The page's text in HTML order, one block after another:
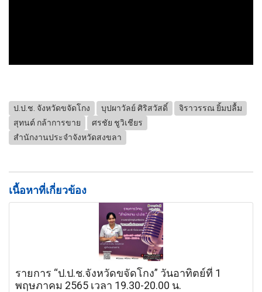
ป.ป.ช. จังหวัดขจัดโกง บุปผาวัลย์ ศิริสวัสดิ์
จิราวรรณ ยิ้มปลื้ม
สุทนต์ กล้าการขาย
ศรชัย ชูวิเชียร
สำนักงานประจำจังหวัดสงขลา
เนื้อหาที่เกี่ยวข้อง
รายการ “ป.ป.ช.จังหวัดขจัดโกง” วันอาทิตย์ที่ 1
พฤษภาคม 2565 เวลา 19.30-20.00 น.